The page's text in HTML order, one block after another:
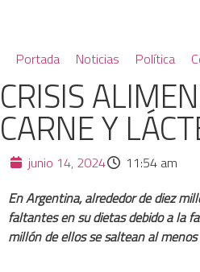
Portada Noticias Política
CRISIS
CARNE Y
junio 14, 2024
11:54 am
En Argentina, alrededor de diez
faltantes en su dietas debido a la
millón de ellos se saltean al menos